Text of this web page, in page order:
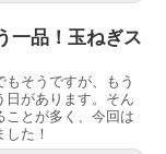
一品！玉ねぎス
そうですが、もう
日があります。そん
ことが多く、今回は
した！